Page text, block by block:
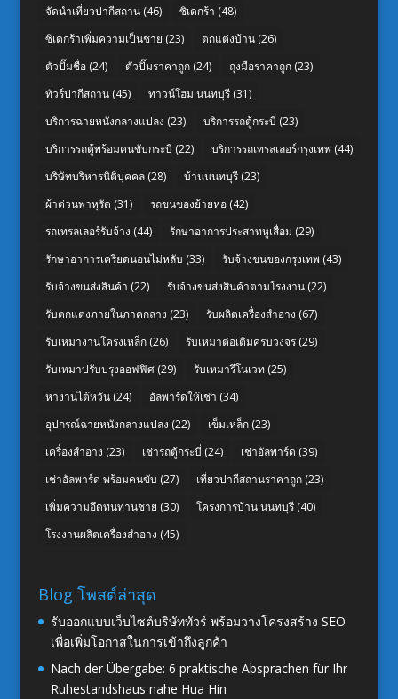
จัดนำเที่ยวปากีสถาน(46) ซิเดกร้า (48)
ซิเดกร้าเพิ่มความเป็นชาย (23) ตกแต่งบ้าน(26)
ตัวปั๊มชื่อ(24) ตัวปั๊มราคาถูก(24) ถุงมือราคาถูก(23)
ทัวร์ปากีสถาน(45) ทาวน์โฮม นนทบุรี(31)
บริการฉายหนังกลางแปลง (23) บริการรถตู้กระบี่ (23)
บริการรถตู้พร้อมคนขับกระบี่ (22) บริการรถเทรลเลอร์กรุงเทพ (44)
บริษัทบริหารนิติบุคคล(28) บ้านนนทบุรี(23)
ผ้าต่วนพาหุรัด (31) รถขนของย้ายหอ(42)
รถเทรลเลอร์รับจ้าง (44) รักษาอาการประสาทหูเสื่อม (29)
รักษาอาการเครียดนอนไม่หลับ (33) รับจ้างขนของกรุงเทพ (43)
รับจ้างขนส่งสินค้า (22) รับจ้างขนส่งสินค้าตามโรงงาน(22)
รับตกแต่งภายในภาคกลาง (23) รับผลิตเครื่องสำอาง (67)
รับเหมางานโครงเหล็ก(26) รับเหมาต่อเติมครบวงจร(29)
รับเหมาปรับปรุงออฟฟิศ(29) รับเหมารีโนเวท (25)
หางานไต้หวัน(24) อัลพาร์ดให้เช่า (34)
อุปกรณ์ฉายหนังกลางแปลง (22) เข็มเหล็ก(23)
เครื่องสำอาง (23) เช่ารถตู้กระบี่ (24) เช่าอัลพาร์ด (39)
เช่าอัลพาร์ด พร้อมคนขับ (27) เที่ยวปากีสถานราคาถูก(23)
เพิ่มความอึดทนท่านชาย (30) โครงการบ้าน นนทบุรี(40)
โรงงานผลิตเครื่องสำอาง (45)
Blog โพสต์ล่าสุด
รับออกแบบเว็บไซต์บริษัททัวร์ พร้อมวางโครงสร้าง SEO
เพื่อเพิ่มโอกาสในการเข้าถึงลูกค้า
Nach der Übergabe: 6 praktische Absprachen für Ihr
Ruhestandshaus nahe Hua Hin